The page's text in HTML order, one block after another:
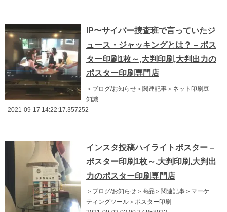
IP〜サイバー捜査班で言っていたジ
ュース・ジャッキングとは？ – ポス
ター印刷1枚～,大判印刷,大判出力の
ポスター印刷専門店
＞ブログ/お知らせ＞関連記事＞ネット印刷豆
知識
2021-09-17 14:22:17.357252
インスタ投稿ハイライトポスター –
ポスター印刷1枚～,大判印刷,大判出
力のポスター印刷専門店
＞ブログ/お知らせ＞商品＞関連記事＞マーケ
ティングツール＞ポスター印刷